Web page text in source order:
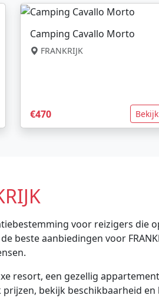
Camping Cavallo Morto
FRANKRIJK
€470 Bekijk
voor reizigers die
beste aanbiedingen voor
resort, een gezellig
bekijk beschikbaarheid